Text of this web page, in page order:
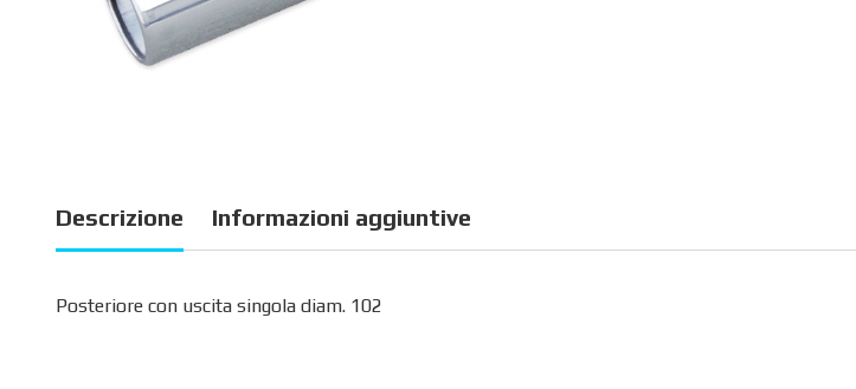
Descrizione Informazioni aggiuntive
Posteriore con uscita singola diam. 102